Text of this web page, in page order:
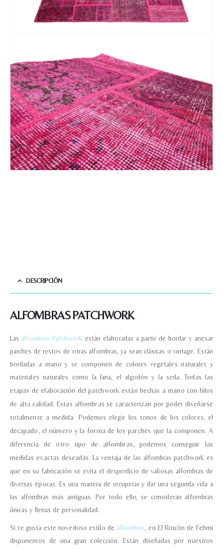
DESCRIPCIÓN
ALFOMBRAS PATCHWORK
Las alfombras Patchwork están elaboradas a partir de bordar y anexar
parches de restos de otras alfombras, ya sean clásicas o vintage. Están
bordadas a mano y se componen de colores vegetales naturales y
materiales naturales como la lana, el algodón y la seda.Todas las
etapas de elaboración del patchwork están hechas a mano con hilos
de alta calidad. Estas alfombras se caracterizan por poder diseñarse
totalmente a medida. Podemos elegir los tonos de los colores, el
decapado, el número y la forma de los parches que la componen. A
diferencia de otro tipo de alfombras, podemos conseguir las
medidas exactas deseadas.La ventaja de las alfombras patchwork es
que en su fabricación se evita el desperdicio de valiosas alfombras de
diversas épocas. Es una manera de recuperar y dar una segunda vida a
las alfombras más antiguas. Por todo ello, se consideran alfombras
únicas y llenas de personalidad.
Si te gusta este novedoso estilo de alfombras, en El Rincón de Fehmi
disponemos de una gran colección. Están diseñadas por nuestros